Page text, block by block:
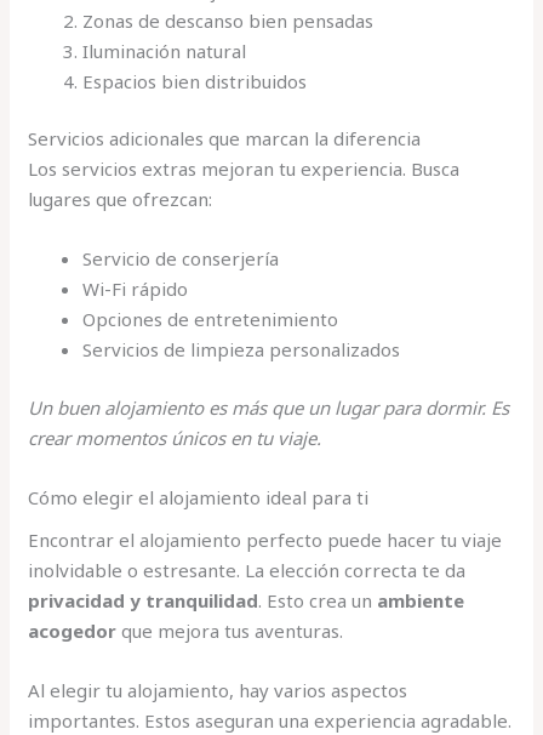
Zonas de descanso bien pensadas
Iluminación natural
Espacios bien distribuidos
Servicios adicionales que marcan la diferencia
Los servicios extras mejoran tu experiencia. Busca
lugares que ofrezcan:
Servicio de conserjería
Wi-Fi rápido
Opciones de entretenimiento
Servicios de limpieza personalizados
Un buen alojamiento es más que un lugar para dormir. Es
crear momentos únicos en tu viaje.
Cómo elegir el alojamiento ideal para ti
Encontrar el alojamiento perfecto puede hacer tu viaje
inolvidable o estresante. La elección correcta te da
privacidad y tranquilidad. Esto crea un ambiente
acogedor que mejora tus aventuras.
Al elegir tu alojamiento, hay varios aspectos
importantes. Estos aseguran una experiencia agradable.